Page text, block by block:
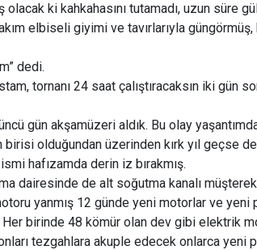
ki kahkahasını tutamadı, uzun süre
takım elbiseli giyimi ve tavırlarıyla
dedi.
tornanı 24 saat çalıştıracaksın iki gün
gün akşamüzeri aldık. Bu olay
olduğundan üzerinden kırk yıl geçse
hafızamda derin iz bırakmış.
dairesinde de alt soğutma kanalı
yanmış 12 günde yeni motorlar ve yeni
birinde 48 kömür olan dev gibi elektrik
tezgahlara akuple edecek onlarca yeni